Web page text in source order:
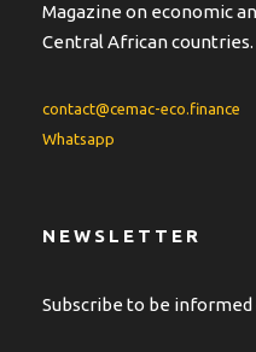
Magazine on economic
Central African countries.
contact@cemac-eco.finance
Whatsapp
NEWSLETTER
Subscribe to be